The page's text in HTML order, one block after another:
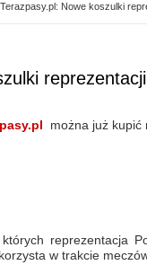
Nowe koszulki
można już kupić
reprezentacja
w trakcie